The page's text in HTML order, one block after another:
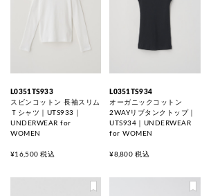
L0351TS933
スビンコットン 長袖スリム
Ｔシャツ｜UTS933｜
UNDERWEAR for
WOMEN
¥16,500 税込
L0351TS934
オーガニックコットン
2WAYリブタンクトップ｜
UTS934｜UNDERWEAR
for WOMEN
¥8,800 税込